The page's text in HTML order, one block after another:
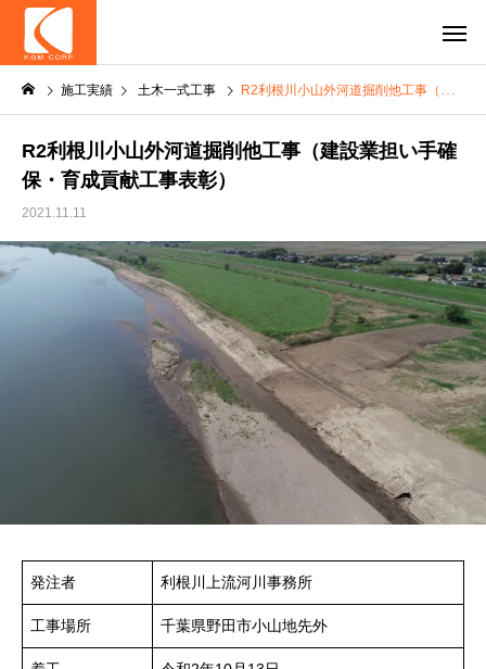
施工実績 土木一式工事 R2利根川小山外河道掘削他工事（建設業担い手確保・育成貢献工事表彰）
R2利根川小山外河道掘削他工事（建設業担い手確
保・育成貢献工事表彰）
2021.11.11
発注者 利根川上流河川事務所
工事場所 千葉県野田市小山地先外